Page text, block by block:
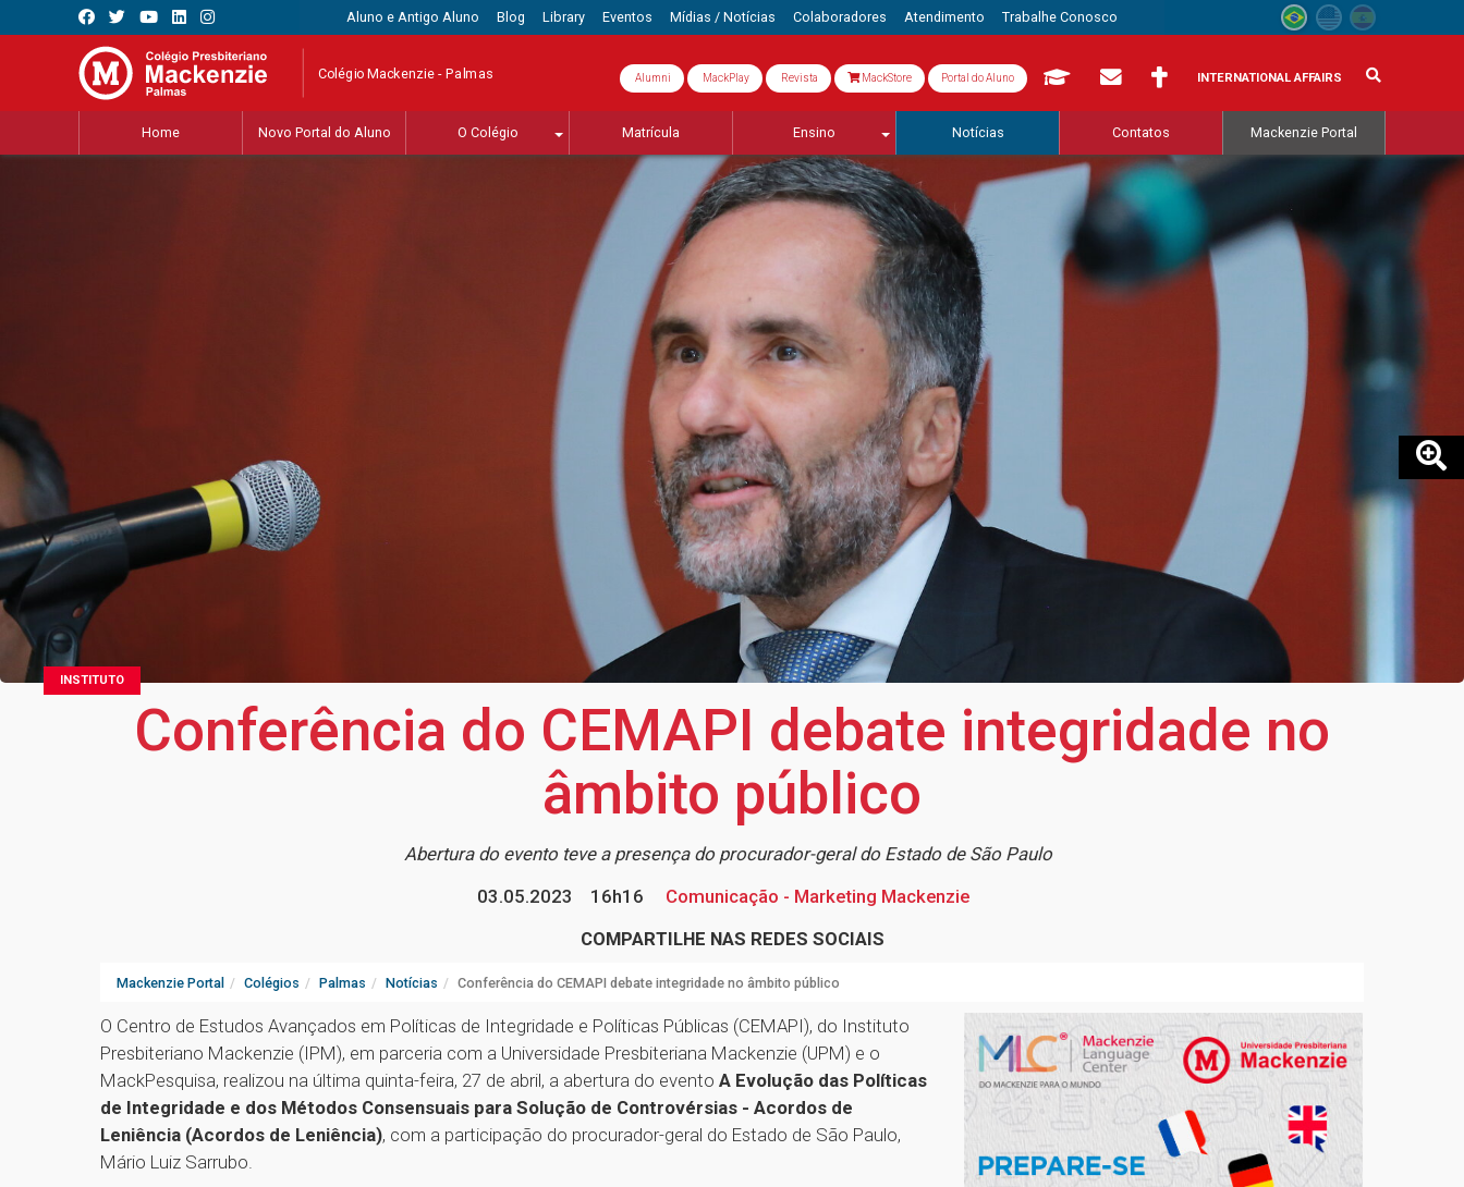
Aluno e Antigo Aluno Blog Library Eventos Mídias / Notícias Colaboradores Atendimento Trabalhe Conosco
Colégio Mackenzie - Palmas Alumni MackPlay Revista MackStore Portal do Aluno INTERNATIONAL AFFAIRS
Home Novo Portal do Aluno O Colégio Matrícula Ensino Notícias Contatos Mackenzie Portal
INSTITUTO
Conferência do CEMAPI debate integridade no
âmbito público
Abertura do evento teve a presença do procurador-geral do Estado de São Paulo
03.05.2023
16h16
Comunicação - Marketing Mackenzie
COMPARTILHE NAS REDES SOCIAIS
Mackenzie Portal Colégios Palmas Notícias Conferência do CEMAPI debate integridade no âmbito público
O Centro de Estudos Avançados em Políticas de Integridade e Políticas Públicas (CEMAPI), do Instituto
Presbiteriano Mackenzie (IPM), em parceria com a Universidade Presbiteriana Mackenzie (UPM) e o
MackPesquisa, realizou na última quinta-feira, 27 de abril, a abertura do evento A Evolução das Políticas
de Integridade e dos Métodos Consensuais para Solução de Controvérsias - Acordos de
Leniência (Acordos de Leniência), com a participação do procurador-geral do Estado de São Paulo,
Mário Luiz Sarrubo.